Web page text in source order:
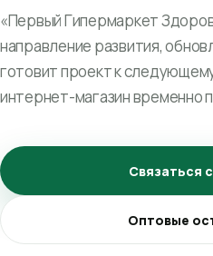
«Первый Гипермаркет
направление развития,
готовит проект к
интернет-магазин временно
Связаться
Оптовые